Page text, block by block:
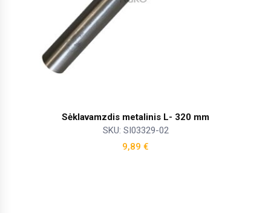
Sėklavamzdis metalinis L- 320 mm
SKU: SI03329-02
9,89 €